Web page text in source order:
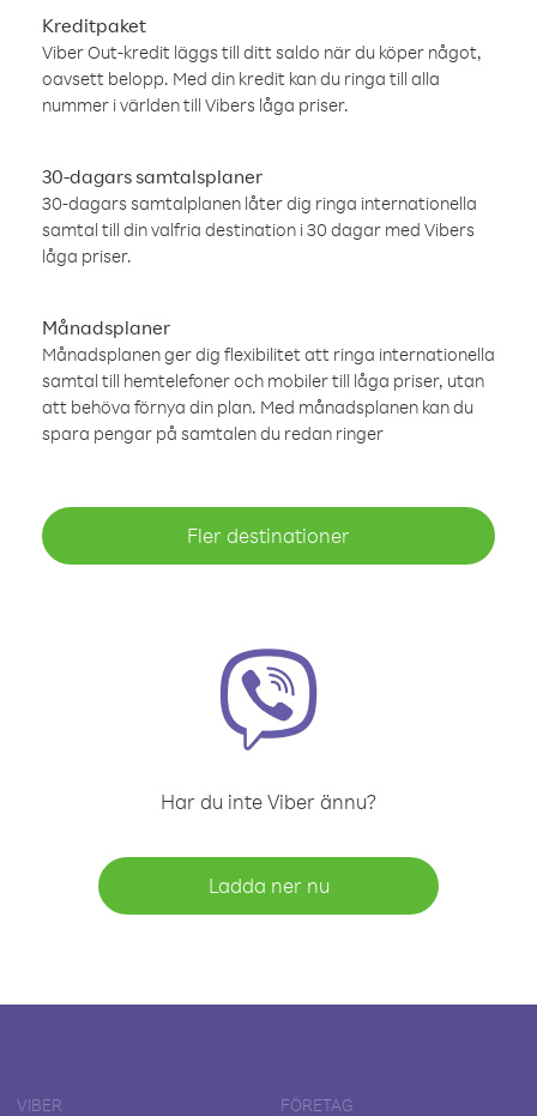
Kreditpaket
Viber Out-kredit läggs till ditt saldo när du köper något,
oavsett belopp. Med din kredit kan du ringa till alla
nummer i världen till Vibers låga priser.
30-dagars samtalsplaner
30-dagars samtalplanen låter dig ringa internationella
samtal till din valfria destination i 30 dagar med Vibers
låga priser.
Månadsplaner
Månadsplanen ger dig flexibilitet att ringa internationella
samtal till hemtelefoner och mobiler till låga priser, utan
att behöva förnya din plan. Med månadsplanen kan du
spara pengar på samtalen du redan ringer
Fler destinationer
Har du inte Viber ännu?
Ladda ner nu
VIBER FÖRETAG